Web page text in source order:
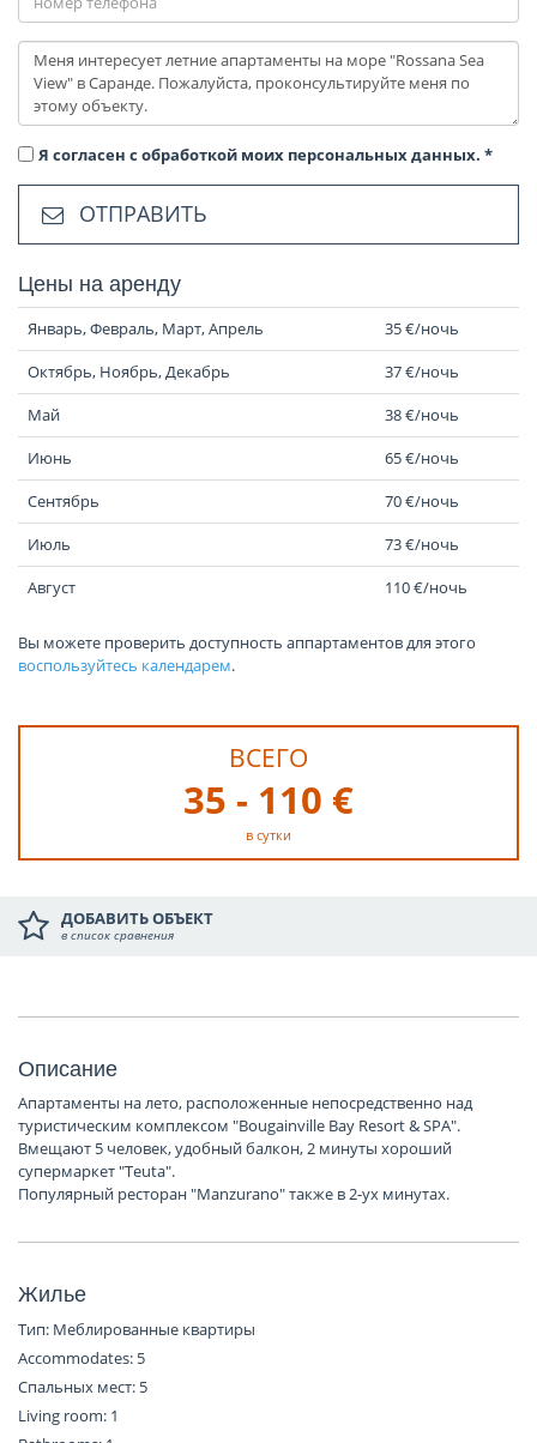
Я согласен с обработкой моих персональных данных. *
ОТПРАВИТЬ
Цены на аренду
Январь, Февраль, Март, Апрель
35 €/ночь
Октябрь, Ноябрь, Декабрь
37 €/ночь
Май
38 €/ночь
Июнь
65 €/ночь
Сентябрь
70 €/ночь
Июль
73 €/ночь
Август
110 €/ночь
Вы можете проверить доступность аппартаментов для этого
воспользуйтесь календарем.
ВСЕГО
35 - 110 €
в сутки
ДОБАВИТЬ ОБЪЕКТ
в список сравнения
Описание
Апартаменты на лето, расположенные непосредственно над
туристическим комплексом "Bougainville Bay Resort & SPA".
Вмещают 5 человек, удобный балкон, 2 минуты хороший
супермаркет "Teuta".
Популярный ресторан "Manzurano" также в 2-ух минутах.
Жилье
Тип: Меблированные квартиры
Accommodates: 5
Спальных мест: 5
Living room: 1